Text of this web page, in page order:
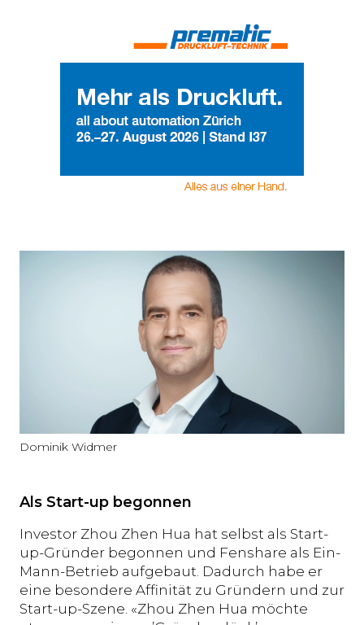
Dominik Widmer
Als Start-up begonnen
Investor Zhou Zhen Hua hat selbst als Start-
up-Gründer begonnen und Fenshare als Ein-
Mann-Betrieb aufgebaut. Dadurch habe er
eine besondere Affinität zu Gründern und zur
Start-up-Szene. «Zhou Zhen Hua möchte